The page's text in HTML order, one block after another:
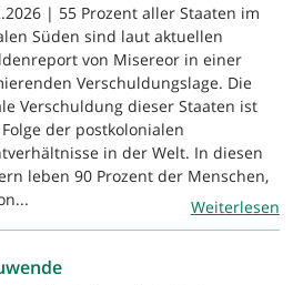
| 55 Prozent aller Staaten im
Süden sind laut aktuellen
von Misereor in einer
Verschuldungslage. Die
Verschuldung dieser Staaten ist
der postkolonialen
in der Welt. In diesen
leben 90 Prozent der Menschen,
Weiterlesen